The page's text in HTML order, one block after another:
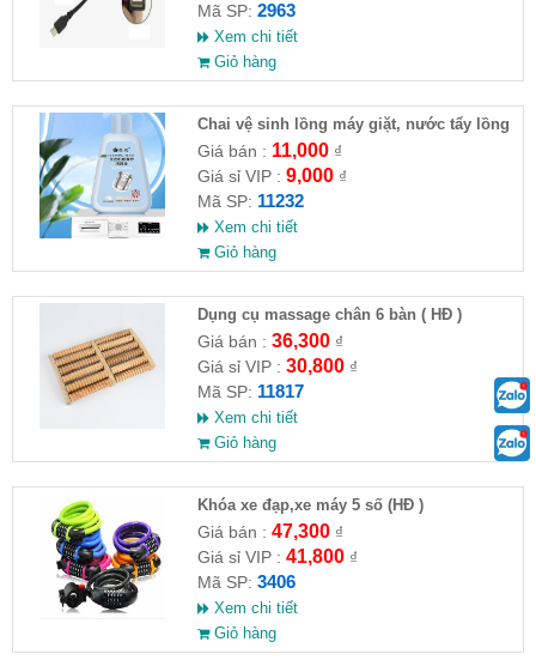
Mã SP: 2963
Xem chi tiết
Giỏ hàng
Chai vệ sinh lồng máy giặt, nước tẩy lồng
máy giặt CLEANING FLUID
Giá bán : 11,000₫
Giá sỉ VIP : 9,000₫
Mã SP: 11232
Xem chi tiết
Giỏ hàng
Dụng cụ massage chân 6 bàn ( HĐ )
Giá bán : 36,300₫
Giá sỉ VIP : 30,800₫
Mã SP: 11817
Xem chi tiết
Giỏ hàng
Khóa xe đạp,xe máy 5 số (HĐ )
Giá bán : 47,300₫
Giá sỉ VIP : 41,800₫
Mã SP: 3406
Xem chi tiết
Giỏ hàng